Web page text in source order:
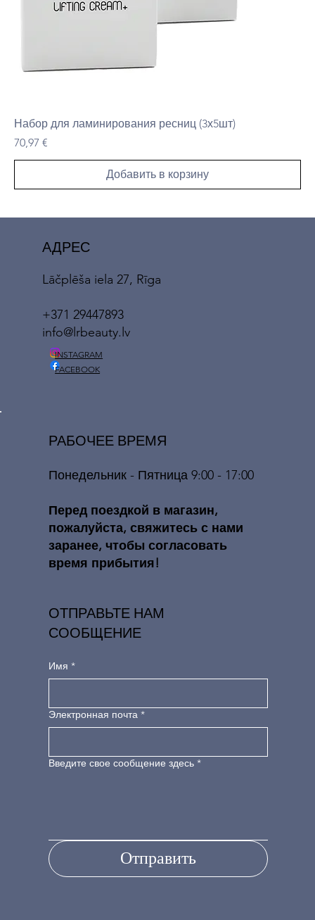
Набор для ламинирования ресниц (3х5шт)
Цена
70,97 €
Добавить в корзину
АДРЕС
Lāčplēša iela 27, Rīga
+371 29447893
info@lrbeauty.lv
INSTAGRAM
FACEBOOK
РАБОЧЕЕ ВРЕМЯ
Понедельник - Пятница 9:00 - 17:00
​​Перед поездкой в ​​магазин,
пожалуйста, свяжитесь с нами
заранее, чтобы согласовать
время прибытия!
ОТПРАВЬТЕ НАМ
СООБЩЕНИЕ
Имя *
Электронная почта *
Введите свое сообщение здесь *
Отправить